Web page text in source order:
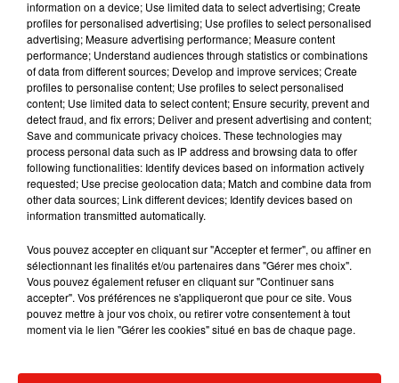
Musique
6 août 2026
Il y a 10 ans, DJ Snake changeait de
dimension avec son premier...
3 août 2026
leur mixtape créée en...
dévoilent « Happiness Is So Sad »
information on a device; Use limited data to select advertising; Create
profiles for personalised advertising; Use profiles to select personalised
advertising; Measure advertising performance; Measure content
performance; Understand audiences through statistics or combinations
of data from different sources; Develop and improve services; Create
profiles to personalise content; Use profiles to select personalised
content; Use limited data to select content; Ensure security, prevent and
detect fraud, and fix errors; Deliver and present advertising and content;
Save and communicate privacy choices. These technologies may
process personal data such as IP address and browsing data to offer
following functionalities: Identify devices based on information actively
requested; Use precise geolocation data; Match and combine data from
other data sources; Link different devices; Identify devices based on
information transmitted automatically.
Vous pouvez accepter en cliquant sur "Accepter et fermer", ou affiner en
sélectionnant les finalités et/ou partenaires dans "Gérer mes choix".
Vous pouvez également refuser en cliquant sur "Continuer sans
accepter". Vos préférences ne s'appliqueront que pour ce site. Vous
pouvez mettre à jour vos choix, ou retirer votre consentement à tout
moment via le lien "Gérer les cookies" situé en bas de chaque page.